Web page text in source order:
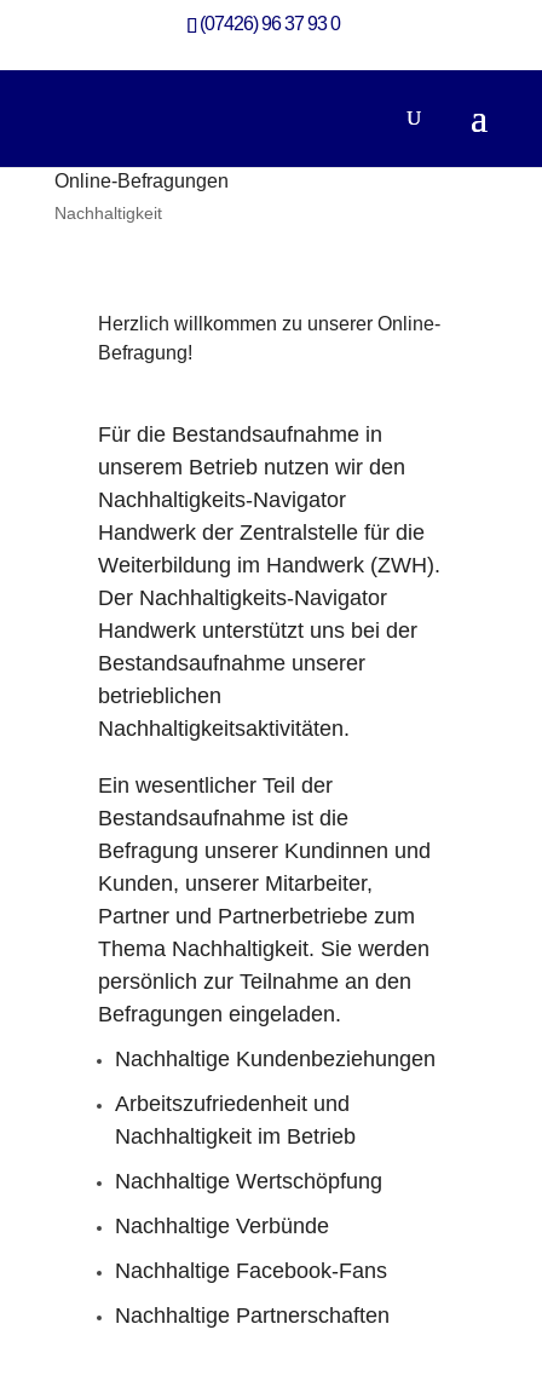
(07426) 96 37 93 0
Online-Befragungen
Nachhaltigkeit
Herzlich willkommen zu unserer Online-
Befragung!
Für die Bestandsaufnahme in
unserem Betrieb nutzen wir den
Nachhaltigkeits-Navigator
Handwerk der Zentralstelle für die
Weiterbildung im Handwerk (ZWH).
Der Nachhaltigkeits-Navigator
Handwerk unterstützt uns bei der
Bestandsaufnahme unserer
betrieblichen
Nachhaltigkeitsaktivitäten.
Ein wesentlicher Teil der
Bestandsaufnahme ist die
Befragung unserer Kundinnen und
Kunden, unserer Mitarbeiter,
Partner und Partnerbetriebe zum
Thema Nachhaltigkeit. Sie werden
persönlich zur Teilnahme an den
Befragungen eingeladen.
Nachhaltige Kundenbeziehungen
Arbeitszufriedenheit und
Nachhaltigkeit im Betrieb
Nachhaltige Wertschöpfung
Nachhaltige Verbünde
Nachhaltige Facebook-Fans
Nachhaltige Partnerschaften